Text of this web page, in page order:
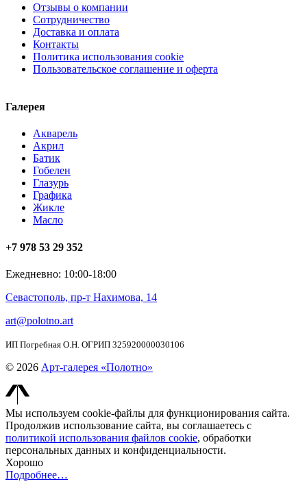
Отзывы о компании
Сотрудничество
Доставка и оплата
Контакты
Политика использования cookie
Пользовательское соглашение и оферта
Галерея
Акварель
Акрил
Батик
Гобелен
Глазурь
Графика
Жикле
Масло
+7 978 53 29 352
Ежедневно: 10:00-18:00
Севастополь, пр-т Нахимова, 14
art@polotno.art
ИП Погребная О.Н. ОГРИП 325920000030106
© 2026 Арт-галерея «Полотно»
Мы используем cookie-файлы для функционирования сайта.
Продолжив использование сайта, вы соглашаетесь с
политикой использования файлов cookie, обработки
персональных данных и конфиденциальности.
Хорошо
Подробнее…